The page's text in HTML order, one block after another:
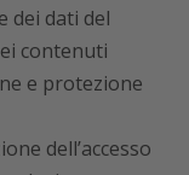
dei dati del
contenuti
e protezione
dell’accesso